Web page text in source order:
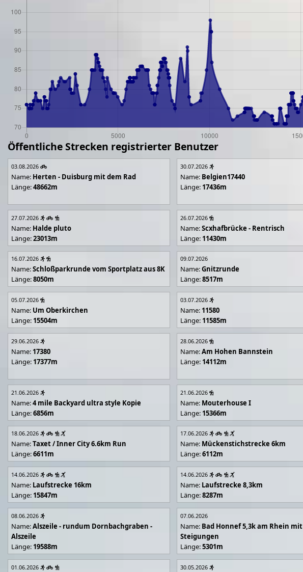
Öffentliche Strecken registrierter Benutzer
03.08.2026
Name: Herten - Duisburg mit dem Rad
Länge:48662m
30.07.2026
Name: Belgien17440
Länge: 17436m
27.07.2026
Name: Halde pluto
Länge:23013m
26.07.2026
Name:Scxhafbrücke - Rentrisch
Länge: 11430m
16.07.2026
Name:Schloßparkrunde vom Sportplatz aus 8K
Länge:8050m
09.07.2026
Name:Gnitzrunde
Länge:8517m
05.07.2026
Name: Um Oberkirchen
Länge: 15504m
03.07.2026
Name: 11580
Länge: 11585m
29.06.2026
Name: 17380
Länge: 17377m
28.06.2026
Name:Am Hohen Bannstein
Länge: 14112m
21.06.2026
Name:4 mile Backyard ultra style Kopie
Länge:6856m
21.06.2026
Name: Mouterhouse I
Länge: 15366m
18.06.2026
Name:Taxet / Inner City 6.6km Run
Länge:6611m
17.06.2026
Name: Mückenstichstrecke 6km
Länge:6112m
14.06.2026
Name: Laufstrecke 16km
Länge: 15847m
14.06.2026
Name: Laufstrecke 8,3km
Länge:8287m
08.06.2026
Name:Alszeile - rundum Dornbachgraben -
Alszeile
Länge: 19588m
07.06.2026
Name: Bad Honnef 5,3k am Rhein mit
Steigungen
Länge:5301m
01.06.2026 30.05.2026